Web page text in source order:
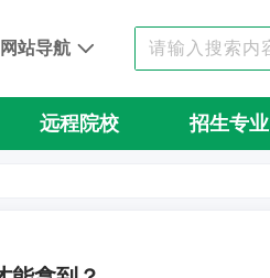
网站导航
远程院校 招生专业